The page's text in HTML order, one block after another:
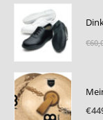
€
€